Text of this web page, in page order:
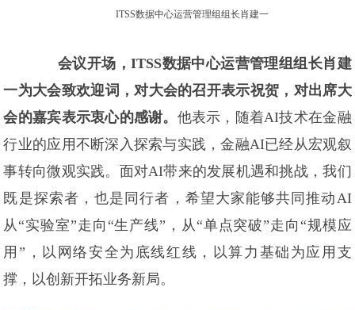
ITSS数据中心运营管理组组长肖建一
会议开场，ITSS数据中心运营管理组组长肖建
一为大会致欢迎词，对大会的召开表示祝贺，对出席大
会的嘉宾表示衷心的感谢。 他表示，随着AI技术在金融
行业的应用不断深入探索与实践，金融AI已经从宏观叙
事转向微观实践。面对AI带来的发展机遇和挑战，我们
既是探索者，也是同行者，希望大家能够共同推动AI
从“实验室”走向“生产线”，从“单点突破”走向“规模应
用”，以网络安全为底线红线，以算力基础为应用支
撑，以创新开拓业务新局。